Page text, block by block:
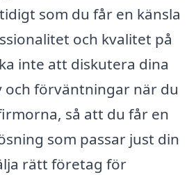
som du får en känsla
och kvalitet på
inte att diskutera dina
och förväntningar när du
så att du får en
som passar just din
rätt företag för